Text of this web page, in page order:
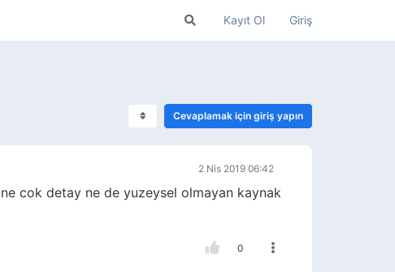
Kayıt Ol Giriş
Cevaplamak için giriş yapın
2 Nis 2019 06:42
ne cok detay ne de yuzeysel olmayan kaynak
0